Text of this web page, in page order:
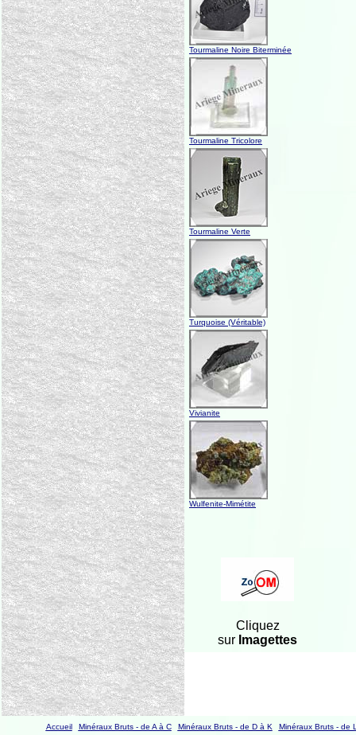
Tourmaline Noire Biterminée
Tourmaline Tricolore
Tourmaline Verte
Turquoise (Véritable)
Vivianite
Wulfenite-Mimétite
Cliquez
sur Imagettes
Accueil Minéraux Bruts - de A à C Minéraux Bruts - de D à K
Minéraux Bruts - de